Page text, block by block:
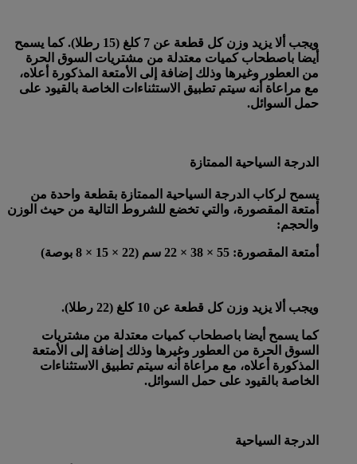
ويجب ألا يزيد وزن كل قطعة عن 7 كلغ (15 رطلا). كما يسمح
أيضا باصطحاب كميات معتدلة من مشتريات السوق الحرة
من العطور وغيرها وذلك إضافة إلى الأمتعة المذكورة أعلاه،
مع مراعاة أنه سيتم تطبيق الاستثناءات الخاصة بالقيود على
حمل السوائل.
الدرجة السياحية الممتازة
يسمح لركاب الدرجة السياحية الممتازة بقطعة واحدة من
أمتعة المقصورة، والتي تخضع للشروط التالية من حيث الوزن
والحجم:
أمتعة المقصورة: 55 × 38 × 22 سم (22 × 15 × 8 بوصة)
ويجب ألا يزيد وزن كل قطعة عن 10 كلغ (22 رطلا).
كما يسمح أيضا باصطحاب كميات معتدلة من مشتريات
السوق الحرة من العطور وغيرها وذلك إضافة إلى الأمتعة
المذكورة أعلاه، مع مراعاة أنه سيتم تطبيق الاستثناءات
الخاصة بالقيود على حمل السوائل.
الدرجة السياحية